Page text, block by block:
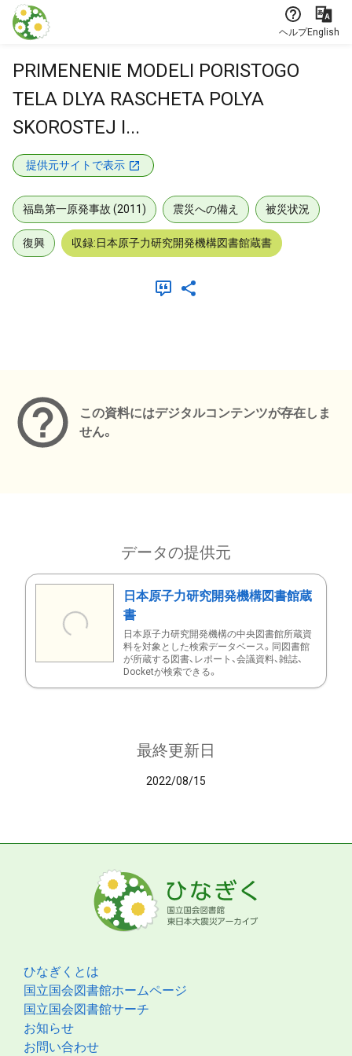
本文に飛ぶ
ヘルプEnglish
PRIMENENIE MODELI PORISTOGO
TELA DLYA RASCHETA POLYA
SKOROSTEJ I...
提供元サイトで表示
福島第一原発事故 (2011) 震災への備え 被災状況
復興 収録:日本原子力研究開発機構図書館蔵書
この資料にはデジタルコンテンツが存在しま
せん。
データの提供元
日本原子力研究開発機構図書館蔵
書
日本原子力研究開発機構の中央図書館所蔵資
料を対象とした検索データベース。同図書館
が所蔵する図書、レポート、会議資料、雑誌、
Docketが検索できる。
最終更新日
2022/08/15
ひなぎくとは
国立国会図書館ホームページ
国立国会図書館サーチ
お知らせ
お問い合わせ